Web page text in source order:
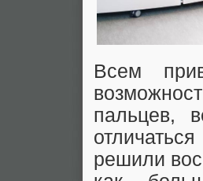
Всем
пальцев,
решили